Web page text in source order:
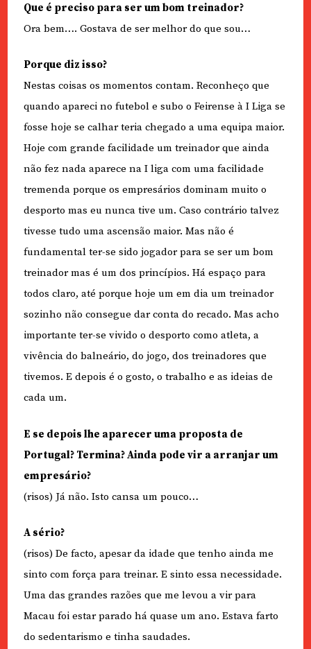
Que é preciso para ser um bom treinador?
Ora bem…. Gostava de ser melhor do que sou…
Porque diz isso?
Nestas coisas os momentos contam. Reconheço que
quando apareci no futebol e subo o Feirense à I Liga se
fosse hoje se calhar teria chegado a uma equipa maior.
Hoje com grande facilidade um treinador que ainda
não fez nada aparece na I liga com uma facilidade
tremenda porque os empresários dominam muito o
desporto mas eu nunca tive um. Caso contrário talvez
tivesse tudo uma ascensão maior. Mas não é
fundamental ter-se sido jogador para se ser um bom
treinador mas é um dos princípios. Há espaço para
todos claro, até porque hoje um em dia um treinador
sozinho não consegue dar conta do recado. Mas acho
importante ter-se vivido o desporto como atleta, a
vivência do balneário, do jogo, dos treinadores que
tivemos. E depois é o gosto, o trabalho e as ideias de
cada um.
E se depois lhe aparecer uma proposta de
Portugal? Termina? Ainda pode vir a arranjar um
empresário?
(risos) Já não. Isto cansa um pouco…
A sério?
(risos) De facto, apesar da idade que tenho ainda me
sinto com força para treinar. E sinto essa necessidade.
Uma das grandes razões que me levou a vir para
Macau foi estar parado há quase um ano. Estava farto
do sedentarismo e tinha saudades.